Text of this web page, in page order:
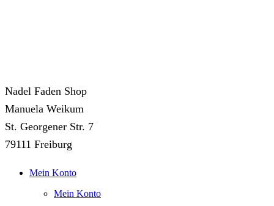
Nadel Faden Shop
Manuela Weikum
St. Georgener Str. 7
79111 Freiburg
Mein Konto
Mein Konto